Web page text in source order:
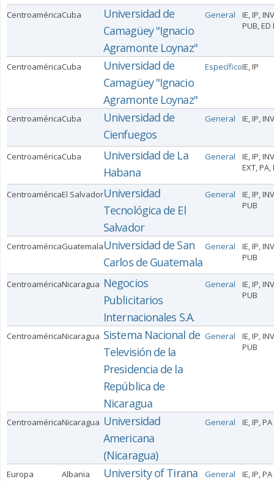
CentroaméricaCuba
Universidad de
Camagüey "Ignacio
Agramonte Loynaz"
General
IE, IP,
PUB, ED
CentroaméricaCuba
Universidad de
Camagüey "Ignacio
Agramonte Loynaz"
EspecíficoIE, IP
CentroaméricaCuba
Universidad de
Cienfuegos
General IE, IP,
CentroaméricaCuba
Universidad de La
Habana
General
IE, IP,
EXT, PA,
CentroaméricaEl SalvadorUniversidad
Tecnológica de El
Salvador
General
IE, IP,
PUB
CentroaméricaGuatemalaUniversidad de San
Carlos de Guatemala
General
IE, IP,
PUB
CentroaméricaNicaragua Negocios
Publicitarios
Internacionales S.A.
General
IE, IP,
PUB
CentroaméricaNicaragua Sistema Nacional de
Televisión de la
Presidencia de la
República de
Nicaragua
General
IE, IP,
PUB
CentroaméricaNicaragua Universidad
Americana
(Nicaragua)
General IE, IP, PA
Europa Albania
University of Tirana
General IE, IP, PA